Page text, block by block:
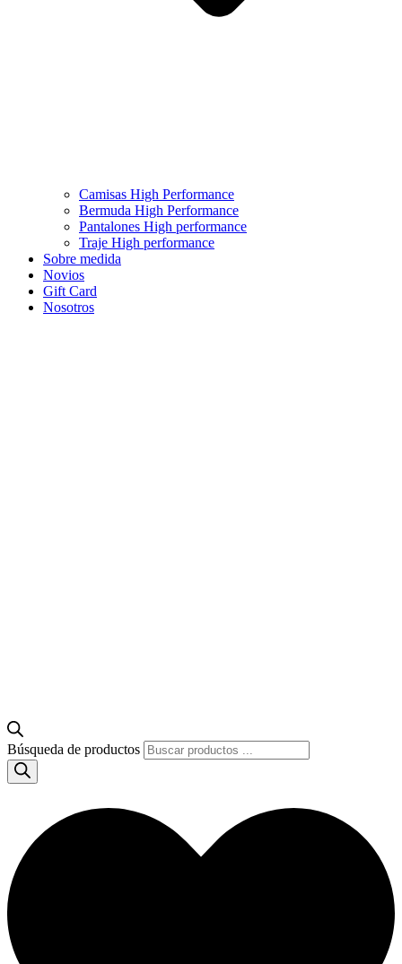
Camisas High Performance
Bermuda High Performance
Pantalones High performance
Traje High performance
Sobre medida
Novios
Gift Card
Nosotros
Búsqueda de productos